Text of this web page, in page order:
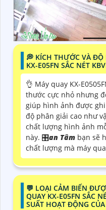
️💭 KÍCH THƯỚC VÀ ĐỘ
KX-E05FN SẮC NÉT
👌 Máy quay KX-
thước cực nhỏ nhưng
giúp hình ảnh được
độ phân giải cao như
chất lượng hình ảnh
này. 🎛an Tâm bạn sẽ
chất lượng mà máy
️💬 LOẠI CẢM BIẾN
QUAY KX-E05FN SẮC
SUẤT HOẠT ĐỘNG